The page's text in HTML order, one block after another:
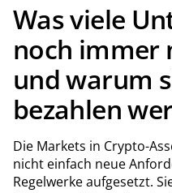
Was viele
noch immer
und warum
bezahlen
Die Markets in Crypto-
nicht einfach neue
Regelwerke aufgesetzt.